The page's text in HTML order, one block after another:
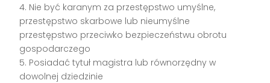
4. Nie być karanym za przestępstwo umyślne,
przestępstwo skarbowe lub nieumyślne
przestępstwo przeciwko bezpieczeństwu obrotu
gospodarczego
5. Posiadać tytuł magistra lub równorzędny w
dowolnej dziedzinie